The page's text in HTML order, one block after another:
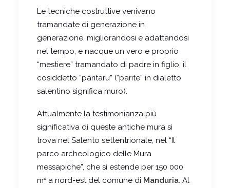
Le tecniche costruttive venivano
tramandate di generazione in
generazione, migliorandosi e adattandosi
nel tempo, e nacque un vero e proprio
“mestiere” tramandato di padre in figlio, il
cosiddetto “paritaru” (“parite” in dialetto
salentino significa muro).
Attualmente la testimonianza più
significativa di queste antiche mura si
trova nel Salento settentrionale, nel “Il
parco archeologico delle Mura
messapiche”, che si estende per 150 000
m² a nord-est del comune di Manduria. Al